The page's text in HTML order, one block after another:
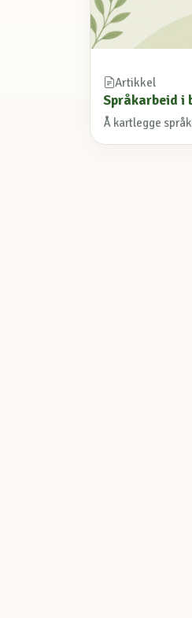
Artikkel
Språkarbeid i
Å kartlegge